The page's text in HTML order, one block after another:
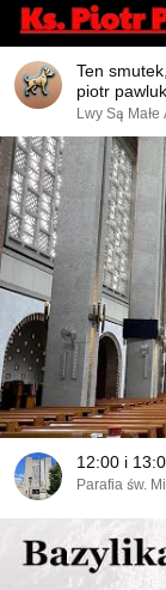
Ten smutek,
piotr
Lwy Są
12:00 i
Parafia św.